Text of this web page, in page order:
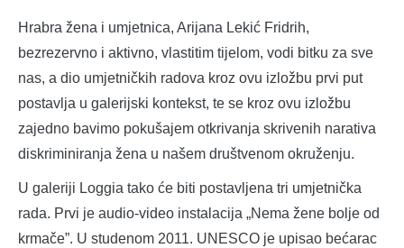
Hrabra žena i umjetnica, Arijana Lekić Fridrih,
bezrezervno i aktivno, vlastitim tijelom, vodi bitku za sve
nas, a dio umjetničkih radova kroz ovu izložbu prvi put
postavlja u galerijski kontekst, te se kroz ovu izložbu
zajedno bavimo pokušajem otkrivanja skrivenih narativa
diskriminiranja žena u našem društvenom okruženju.
U galeriji Loggia tako će biti postavljena tri umjetnička
rada. Prvi je audio-video instalacija „Nema žene bolje od
krmače”. U studenom 2011. UNESCO je upisao bećarac